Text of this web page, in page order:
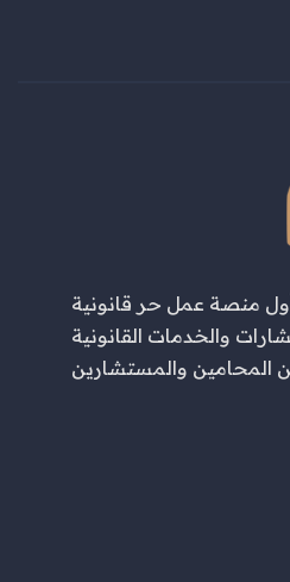
أول منصة عمل حر قانونية
والخدمات القانونية
المحامين والمستشارين